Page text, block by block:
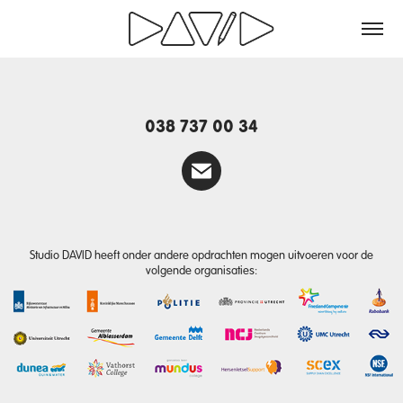
038 737 00 34
Studio DAVID heeft onder andere opdrachten mogen uitvoeren voor de
volgende organisaties: